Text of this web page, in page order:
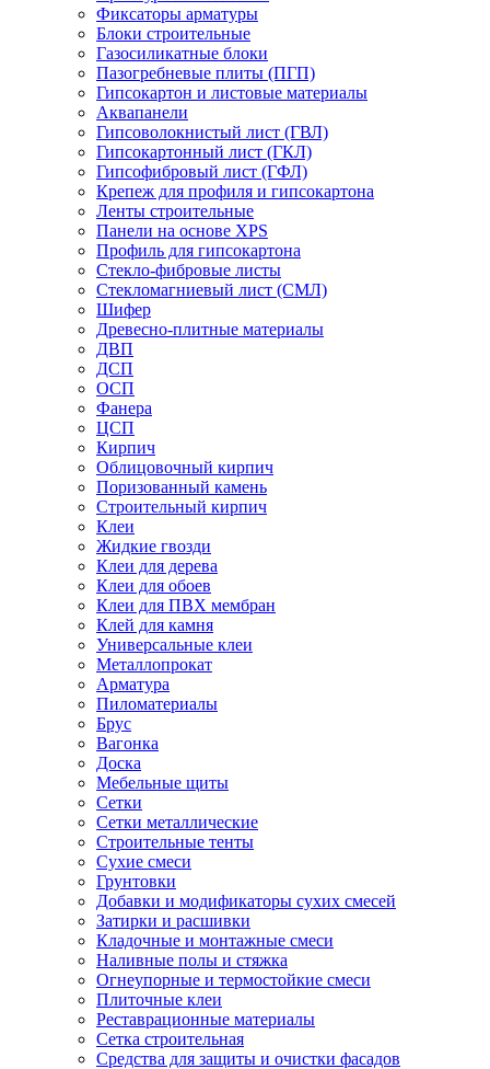
Фиксаторы арматуры
Блоки строительные
Газосиликатные блоки
Пазогребневые плиты (ПГП)
Гипсокартон и листовые материалы
Аквапанели
Гипсоволокнистый лист (ГВЛ)
Гипсокартонный лист (ГКЛ)
Гипсофибровый лист (ГФЛ)
Крепеж для профиля и гипсокартона
Ленты строительные
Панели на основе XPS
Профиль для гипсокартона
Стекло-фибровые листы
Стекломагниевый лист (СМЛ)
Шифер
Древесно-плитные материалы
ДВП
ДСП
ОСП
Фанера
ЦСП
Кирпич
Облицовочный кирпич
Поризованный камень
Строительный кирпич
Клеи
Жидкие гвозди
Клеи для дерева
Клеи для обоев
Клеи для ПВХ мембран
Клей для камня
Универсальные клеи
Металлопрокат
Арматура
Пиломатериалы
Брус
Вагонка
Доска
Мебельные щиты
Сетки
Сетки металлические
Строительные тенты
Сухие смеси
Грунтовки
Добавки и модификаторы сухих смесей
Затирки и расшивки
Кладочные и монтажные смеси
Наливные полы и стяжка
Огнеупорные и термостойкие смеси
Плиточные клеи
Реставрационные материалы
Сетка строительная
Средства для защиты и очистки фасадов